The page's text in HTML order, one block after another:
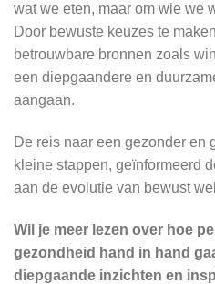
wat we eten, maar om wie we
Door bewuste keuzes te
betrouwbare bronnen zoals
een diepgaandere en
aangaan.
De reis naar een gezonder en
kleine stappen, geïnformeerd
aan de evolutie van bewust
Wil je meer lezen over hoe
gezondheid hand in hand
diepgaande inzichten en